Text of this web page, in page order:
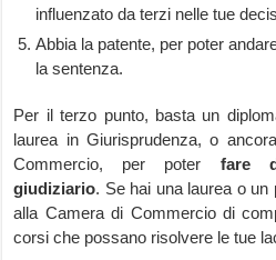
influenzato da terzi nelle tue
Abbia la patente, per poter
la sentenza.
Per il terzo punto, basta un
laurea in Giurisprudenza, o
Commercio, per poter fare
giudiziario. Se hai una laurea o
alla Camera di Commercio di
corsi che possano risolvere le tue